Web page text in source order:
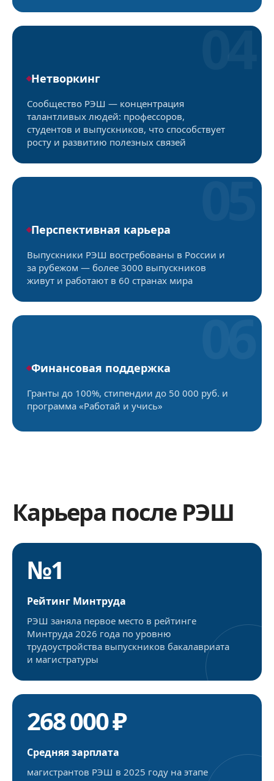
04
Нетворкинг
Сообщество РЭШ — концентрация
талантливых людей: профессоров,
студентов и выпускников, что способствует
росту и развитию полезных связей
05
Перспективная карьера
Выпускники РЭШ востребованы в России и
за рубежом — более 3000 выпускников
живут и работают в 60 странах мира
06
Финансовая поддержка
Гранты до 100%, стипендии до 50 000 руб. и
программа «Работай и учись»
Карьера после РЭШ
№1
Рейтинг Минтруда
РЭШ заняла первое место в рейтинге
Минтруда 2026 года по уровню
трудоустройства выпускников бакалавриата
и магистратуры
268 000 ₽
Средняя зарплата
магистрантов РЭШ в 2025 году на этапе